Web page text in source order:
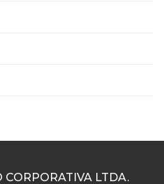
CORPORATIVA LTDA.